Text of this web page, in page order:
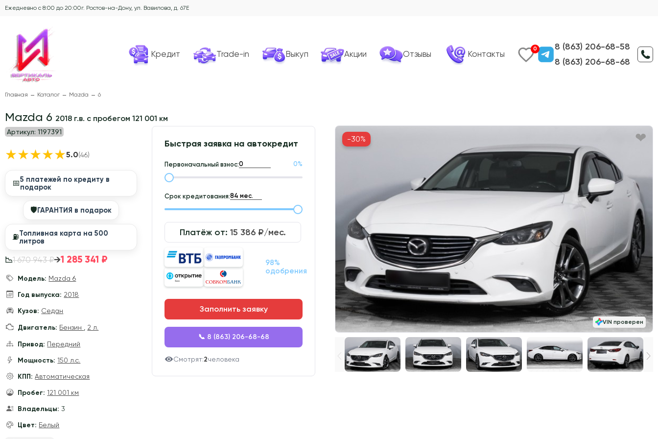
Ежедневно с 8:00 до 20:00г. Ростов-на-Дону, ул. Вавилова, д. 67Е
Кредит Trade-in Выкуп Акции Отзывы Контакты
0
8 (863) 206-68-58
8 (863) 206-68-68
Главная Каталог Mazda 6
Mazda 6 2018 г.в. с пробегом 121 001 км
Артикул: 1197391
★★★★★5.0(46)
📅5 платежей по кредиту в
подарок
🛡ГАРАНТИЯ в подарок
⛽️Топливная карта на 500
литров
📉1 670 943 ₽→1 285 341 ₽
Модель: Mazda 6
Год выпуска: 2018
Кузов: Седан
Двигатель: Бензин 2 л.
Привод: Передний
Мощность: 150 л.с.
КПП: Автоматическая
Пробег: 121 001 км
Владельцы: 3
Цвет: Белый
Быстрая заявка на автокредит
Первоначальный взнос: 0%
Срок кредитования:
Платёж от: 15 386 ₽/мес.
98%
одобрения
Заполнить заявку
📞 8 (863) 206-68-68
Смотрят:2человека
VIN проверен
-30%